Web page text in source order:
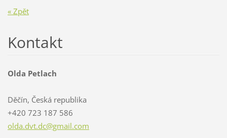
« Zpět
Kontakt
Olda Petlach
Děčín, Česká republika
+420 723 187 586
olda.dvt.dc@gmail.com